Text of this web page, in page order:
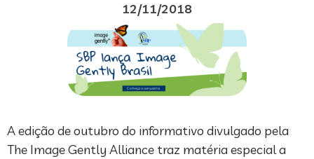
12/11/2018
A edição de outubro do informativo divulgado pela
The Image Gently Alliance traz matéria especial a